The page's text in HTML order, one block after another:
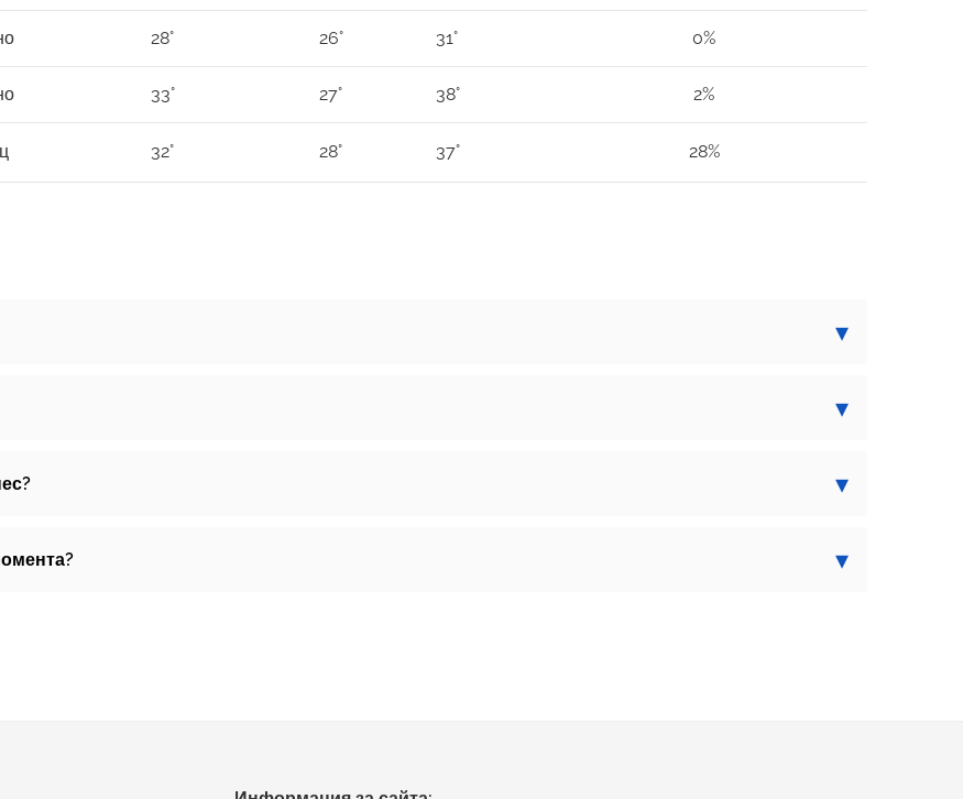
28° 26° 31° 0%
33° 27° 38° 2%
32° 28° 37° 28%